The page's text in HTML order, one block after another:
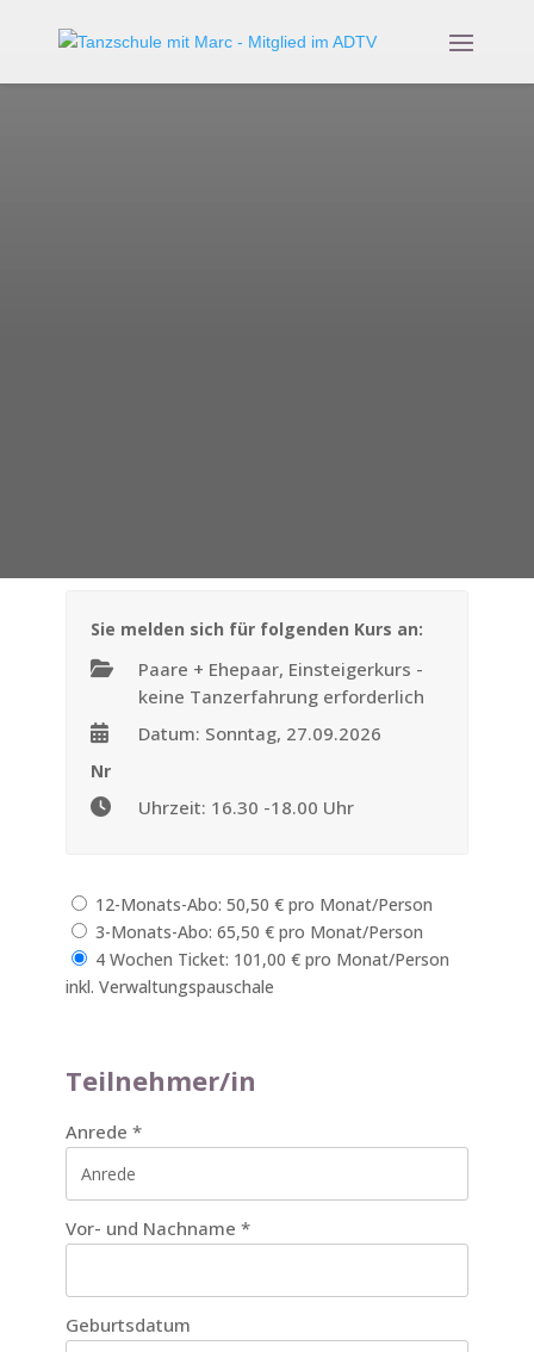
Sie melden sich für folgenden Kurs an:
Paare + Ehepaar, Einsteigerkurs -
keine Tanzerfahrung erforderlich
Datum: Sonntag, 27.09.2026
Nr
Uhrzeit: 16.30 -18.00 Uhr
12-Monats-Abo: 50,50 € pro Monat/Person
3-Monats-Abo: 65,50 € pro Monat/Person
4 Wochen Ticket: 101,00 € pro Monat/Person
inkl. Verwaltungspauschale
Teilnehmer/in
Anrede *
Vor- und Nachname *
Geburtsdatum